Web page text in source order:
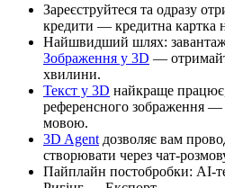
Зареєструйтеся та одразу
кредити — кредитна картка
Найшвидший шлях:
Зображення у 3D —
хвилини.
Текст у 3D найкраще
референсного зображення
мовою.
3D Agent дозволяє вам
створювати через чат-
Пайплайн постобробки: AI-